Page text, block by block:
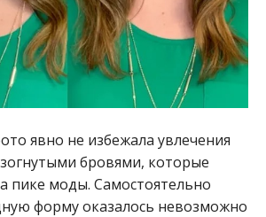
явно не избежала увлечения
бровями, которые
пике моды. Самостоятельно
форму оказалось невозможно